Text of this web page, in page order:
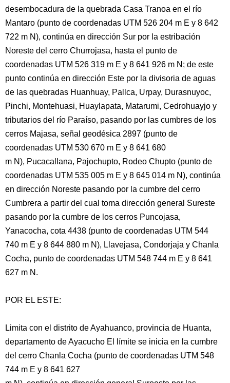
desembocadura de la quebrada Casa Tranoa en el río
Mantaro (punto de coordenadas UTM 526 204 m E y 8 642
722 m N), continúa en dirección Sur por la estribación
Noreste del cerro Churrojasa, hasta el punto de
coordenadas UTM 526 319 m E y 8 641 926 m N; de este
punto continúa en dirección Este por la divisoria de aguas
de las quebradas Huanhuay, Pallca, Urpay, Durasnuyoc,
Pinchi, Montehuasi, Huaylapata, Matarumi, Cedrohuayjo y
tributarios del río Paraíso, pasando por las cumbres de los
cerros Majasa, señal geodésica 2897 (punto de
coordenadas UTM 530 670 m E y 8 641 680
m N), Pucacallana, Pajochupto, Rodeo Chupto (punto de
coordenadas UTM 535 005 m E y 8 645 014 m N), continúa
en dirección Noreste pasando por la cumbre del cerro
Cumbrera a partir del cual toma dirección general Sureste
pasando por la cumbre de los cerros Puncojasa,
Yanacocha, cota 4438 (punto de coordenadas UTM 544
740 m E y 8 644 880 m N), Llavejasa, Condorjaja y Chanla
Cocha, punto de coordenadas UTM 548 744 m E y 8 641
627 m N.
POR EL ESTE:
Limita con el distrito de Ayahuanco, provincia de Huanta,
departamento de Ayacucho El límite se inicia en la cumbre
del cerro Chanla Cocha (punto de coordenadas UTM 548
744 m E y 8 641 627